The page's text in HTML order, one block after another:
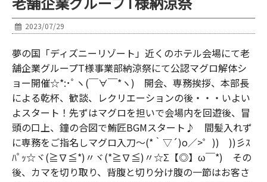
2023/07/29
夢の国「ディズニーリゾート」近くのホテル会場にて老
舗企業グループT様事業部納涼祭にて公認マグロ解体シ
ョー開催☆*:･ﾟヽ(￣∀￣*ヽ) 開会、専務挨拶、本部長
による乾杯、歓談、レクリエーションの後・・・いよい
よスタート！先ずはマグロを担いで会場内を回遊後、冒
頭の口上、鐘の合図で鮪匠BGMスタート♪ 間髪入れず
に専務をご指名しマグロ入刀～(*｀▽´)o／>゜)) ))彡ｽ
ﾊﾟｯ☆ヾ(≧∇≦*)〃ヾ(*≧∇≦)〃☆Σ【◎】ω￣*) その
後、カマを切り取り、背腹と切り分け腹の一節はお客さ